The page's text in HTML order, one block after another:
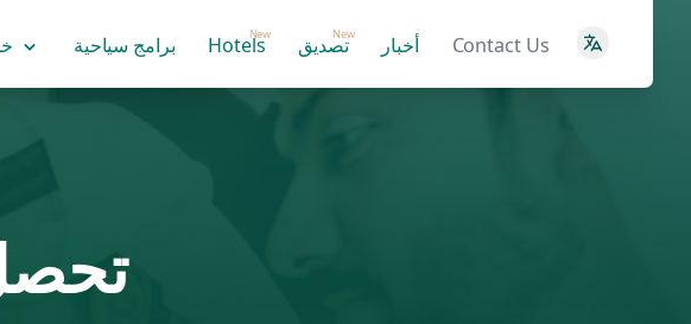
برامج سياحية Hotels
New تصديق
New أخبار Contact Us